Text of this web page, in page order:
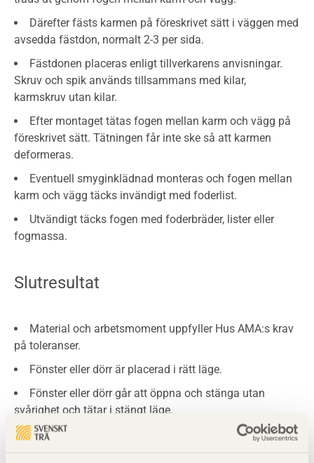
Därefter fästs karmen på föreskrivet sätt i väggen med
avsedda fästdon, normalt 2-3 per sida.
Fästdonen placeras enligt tillverkarens anvisningar.
Skruv och spik används tillsammans med kilar,
karmskruv utan kilar.
Efter montaget tätas fogen mellan karm och vägg på
föreskrivet sätt. Tätningen får inte ske så att karmen
deformeras.
Eventuell smyginklädnad monteras och fogen mellan
karm och vägg täcks invändigt med foderlist.
Utvändigt täcks fogen med foderbräder, lister eller
fogmassa.
Slutresultat
Material och arbetsmoment uppfyller Hus AMA:s krav
på toleranser.
Fönster eller dörr är placerad i rätt läge.
Fönster eller dörr går att öppna och stänga utan
svårighet och tätar i stängt läge.
Fönster eller dörr är monterad i lod så att sidohängd